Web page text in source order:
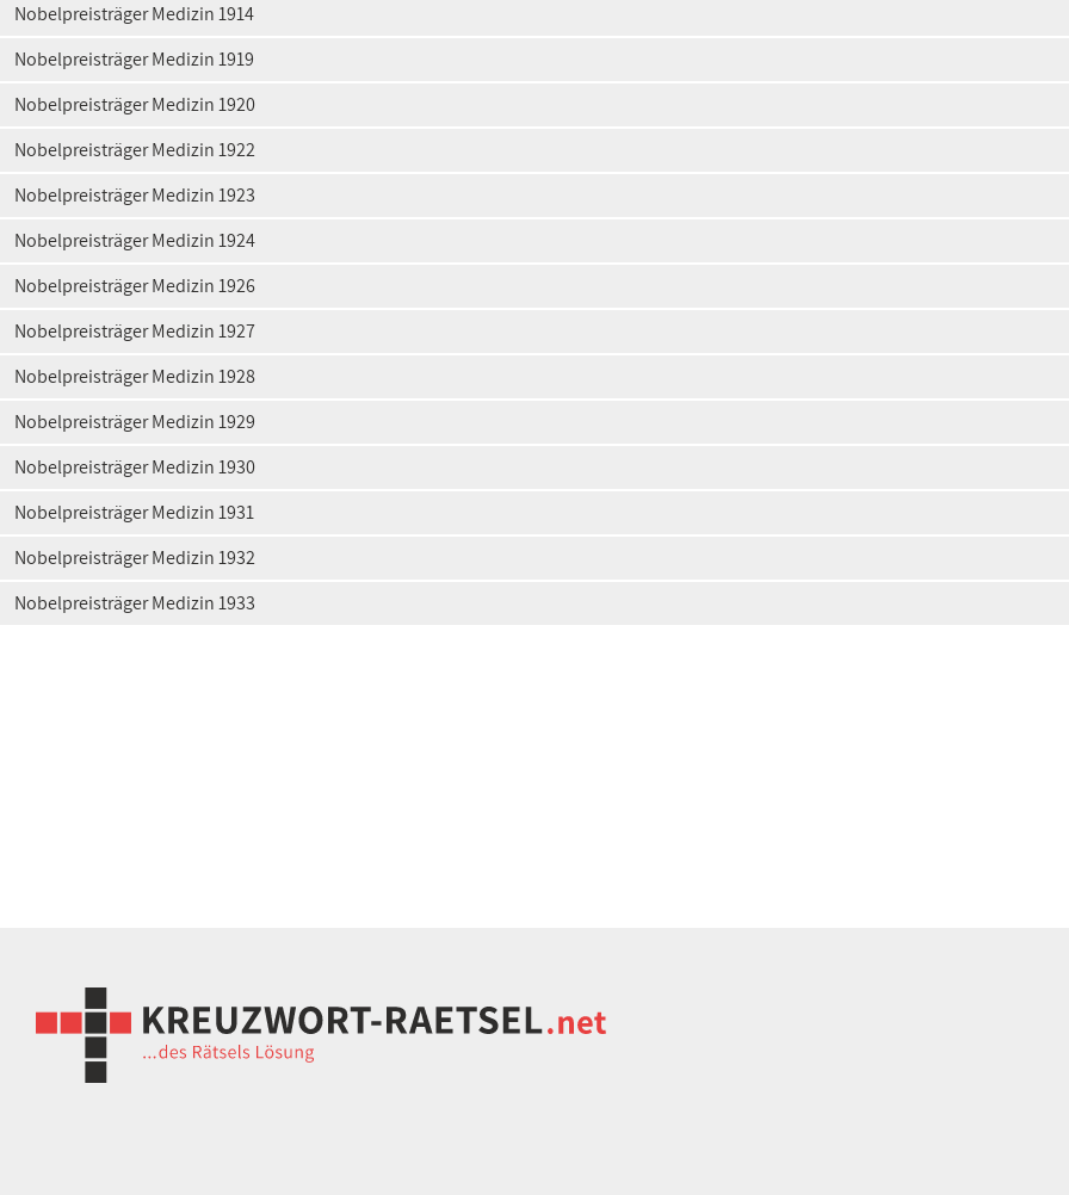
Nobelpreisträger Medizin 1914
Nobelpreisträger Medizin 1919
Nobelpreisträger Medizin 1920
Nobelpreisträger Medizin 1922
Nobelpreisträger Medizin 1923
Nobelpreisträger Medizin 1924
Nobelpreisträger Medizin 1926
Nobelpreisträger Medizin 1927
Nobelpreisträger Medizin 1928
Nobelpreisträger Medizin 1929
Nobelpreisträger Medizin 1930
Nobelpreisträger Medizin 1931
Nobelpreisträger Medizin 1932
Nobelpreisträger Medizin 1933